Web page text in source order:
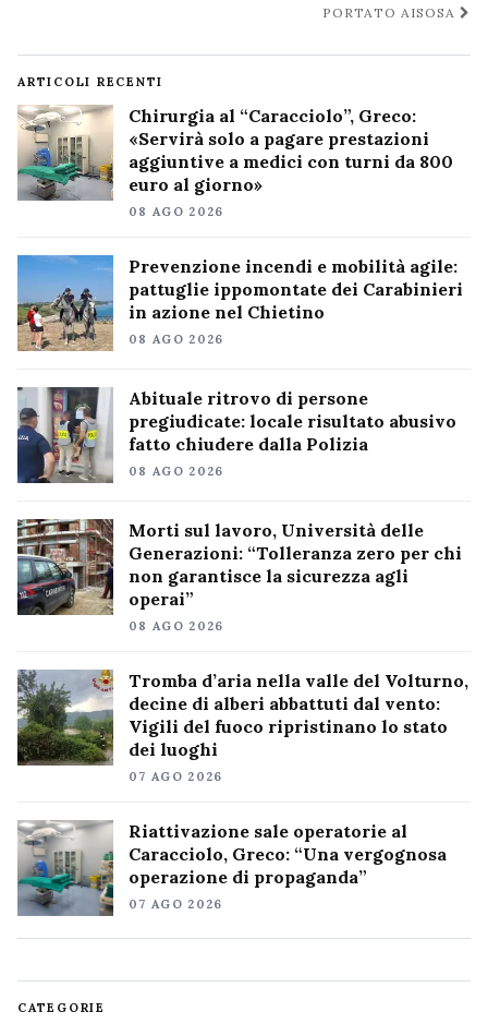
PORTATO AISOSA
ARTICOLI RECENTI
Chirurgia al “Caracciolo”, Greco:
«Servirà solo a pagare prestazioni
aggiuntive a medici con turni da 800
euro al giorno»
08 AGO 2026
Prevenzione incendi e mobilità agile:
pattuglie ippomontate dei Carabinieri
in azione nel Chietino
08 AGO 2026
Abituale ritrovo di persone
pregiudicate: locale risultato abusivo
fatto chiudere dalla Polizia
08 AGO 2026
Morti sul lavoro, Università delle
Generazioni: “Tolleranza zero per chi
non garantisce la sicurezza agli
operai”
08 AGO 2026
Tromba d’aria nella valle del Volturno,
decine di alberi abbattuti dal vento:
Vigili del fuoco ripristinano lo stato
dei luoghi
07 AGO 2026
Riattivazione sale operatorie al
Caracciolo, Greco: “Una vergognosa
operazione di propaganda”
07 AGO 2026
CATEGORIE